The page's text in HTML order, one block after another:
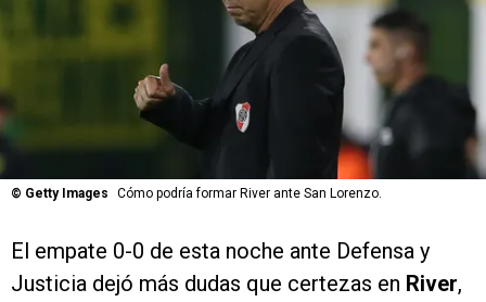
© Getty Images Cómo podría formar River ante San Lorenzo.
El empate 0-0 de esta noche ante Defensa y
Justicia dejó más dudas que certezas en River,